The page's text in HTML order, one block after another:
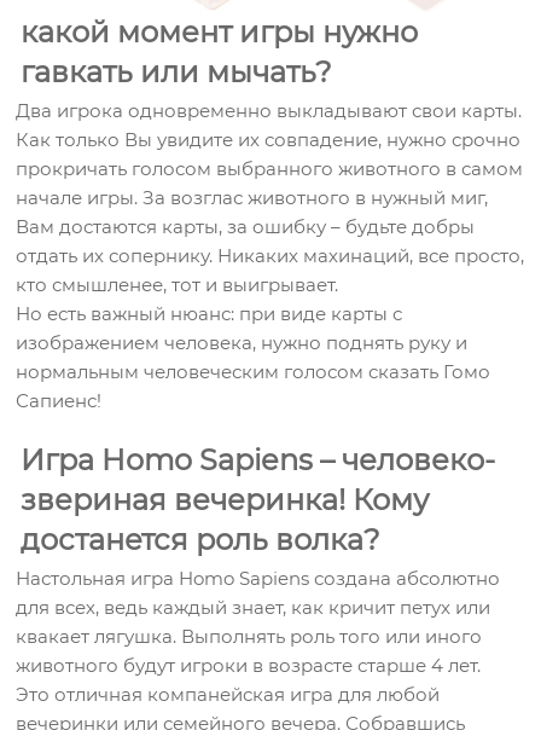
какой момент игры нужно
гавкать или мычать?
Два игрока одновременно выкладывают свои карты.
Как только Вы увидите их совпадение, нужно срочно
прокричать голосом выбранного животного в самом
начале игры. За возглас животного в нужный миг,
Вам достаются карты, за ошибку – будьте добры
отдать их сопернику. Никаких махинаций, все просто,
кто смышленее, тот и выигрывает.
Но есть важный нюанс: при виде карты с
изображением человека, нужно поднять руку и
нормальным человеческим голосом сказать Гомо
Сапиенс!
Игра Homo Sapiens – человеко-
звериная вечеринка! Кому
достанется роль волка?
Настольная игра Homo Sapiens создана абсолютно
для всех, ведь каждый знает, как кричит петух или
квакает лягушка. Выполнять роль того или иного
животного будут игроки в возрасте старше 4 лет.
Это отличная компанейская игра для любой
вечеринки или семейного вечера. Собравшись